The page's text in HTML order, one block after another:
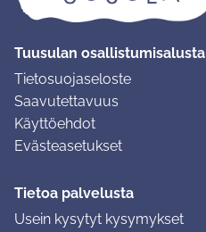
Tuusulan osallistumisalusta
Tietosuojaseloste
Saavutettavuus
Käyttöehdot
Evästeasetukset
Tietoa palvelusta
Usein kysytyt kysymykset